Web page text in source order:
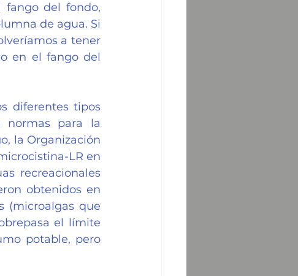
fango del fondo,
de agua. Si
a tener
en el fango del
diferentes tipos
normas para la
la Organización
LR en
recreacionales
obtenidos en
(microalgas que
el límite
potable, pero